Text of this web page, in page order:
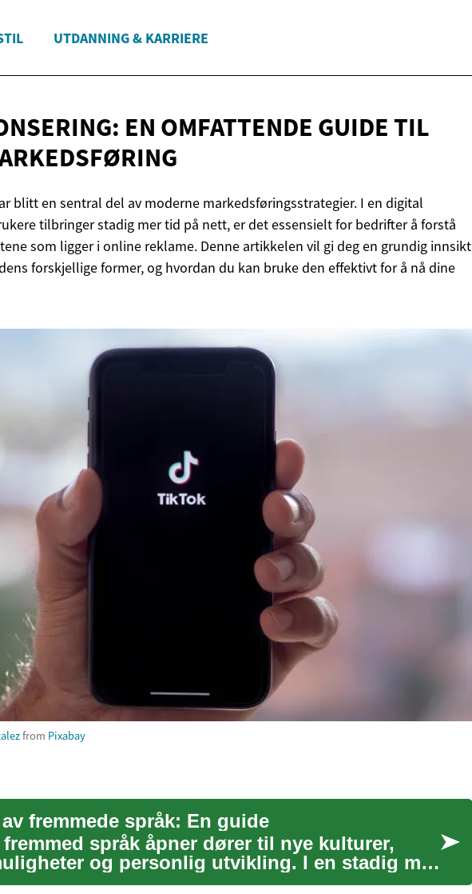
UTDANNING & KARRIERE
EN OMFATTENDE GUIDE TIL
blitt en sentral del av moderne markedsføringsstrategier. I en digital
tilbringer stadig mer tid på nett, er det essensielt for bedrifter å forstå
som ligger i online reklame. Denne artikkelen vil gi deg en grundig innsikt
forskjellige former, og hvordan du kan bruke den effektivt for å nå dine
from Pixabay
fremmede språk: En guide
språk åpner dører til nye kulturer,
og personlig utvikling. I en stadig mer